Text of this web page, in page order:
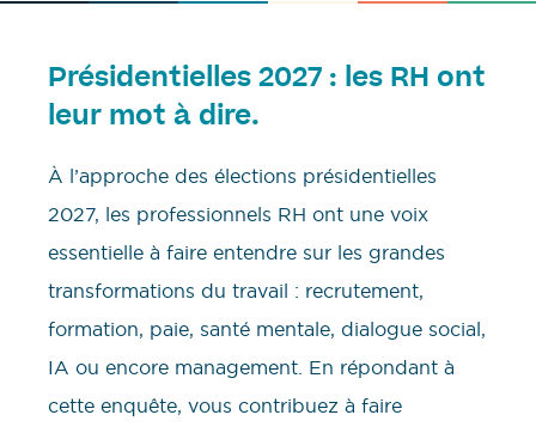
Présidentielles 2027 : les RH ont
leur mot à dire.
À l’approche des élections présidentielles
2027, les professionnels RH ont une voix
essentielle à faire entendre sur les grandes
transformations du travail : recrutement,
formation, paie, santé mentale, dialogue social,
IA ou encore management. En répondant à
cette enquête, vous contribuez à faire